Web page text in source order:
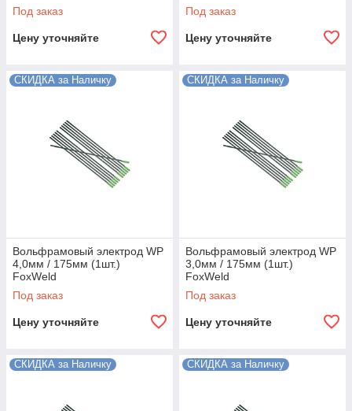
Под заказ
Цену уточняйте
Под заказ
Цену уточняйте
СКИДКА за Наличку
Вольфрамовый электрод WP
4,0мм / 175мм (1шт.)
FoxWeld
Под заказ
Цену уточняйте
СКИДКА за Наличку
Вольфрамовый электрод WP
3,0мм / 175мм (1шт.)
FoxWeld
Под заказ
Цену уточняйте
СКИДКА за Наличку СКИДКА за Наличку